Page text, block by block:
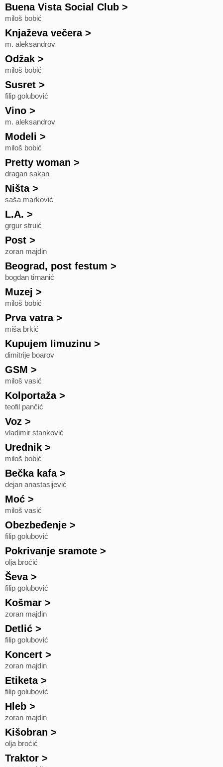
Buena Vista Social Club >
miloš bobić
Knjaževa večera>
m. aleksandrov
Odžak >
miloš bobić
Susret >
filip golubović
Vino >
m. aleksandrov
Modeli >
miloš bobić
Pretty woman >
dragan sakan
Ništa>
saša marković
L.A. >
grgur struić
Post >
zoran majdin
Beograd, post festum >
bogdan tirnanić
Muzej >
miloš bobić
Prva vatra>
miša brkić
Kupujem limuzinu >
dimitrije boarov
GSM >
miloš vasić
Kolportaža>
teofil pančić
Voz >
vladimir stanković
Urednik >
miloš bobić
Bečka kafa>
dejan anastasijević
Moć >
miloš vasić
Obezbeđenje >
filip golubović
Pokrivanje sramote >
olja broćić
Ševa>
filip golubović
Košmar >
zoran majdin
Detlić >
filip golubović
Koncert >
zoran majdin
Etiketa>
filip golubović
Hleb >
zoran majdin
Kišobran >
olja broćić
Traktor >